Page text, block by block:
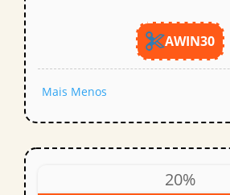
AWIN30
Mais Menos
20%